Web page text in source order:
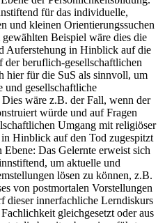
für das individuelle,
und kleinen Orientierungssuchen
Beispiel wäre dies die
Auferstehung in Hinblick auf die
beruflich-gesellschaftlichen
hier für die SuS als sinnvoll, um
und gesellschaftliche
wäre z.B. der Fall, wenn der
würde und auf Fragen
Umgang mit religiöser
Hinblick auf den Tod zugespitzt
Das Gelernte erweist sich
um aktuelle und
lösen zu können, z.B.
von postmortalen Vorstellungen
dieser innerfachliche Lerndiskurs
gleichgesetzt oder aus